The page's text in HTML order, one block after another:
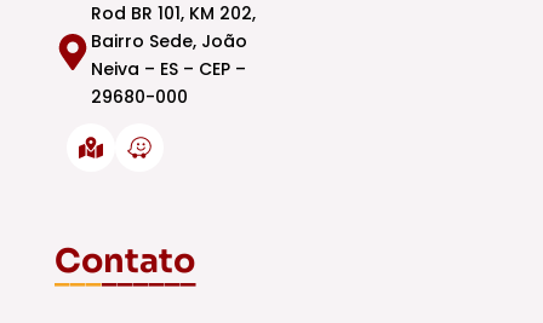
Rod BR 101, KM 202,
Bairro Sede, João
Neiva – ES – CEP –
29680-000
Contato
_________